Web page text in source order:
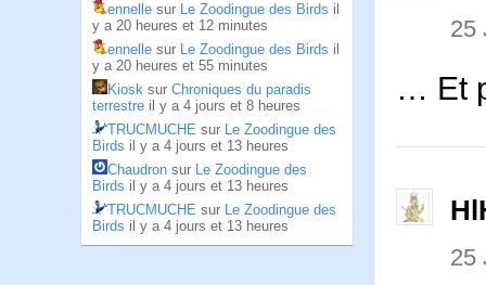
ennelle sur Le Zoodingue des Birds il
y a 20 heures et 12 minutes
ennelle sur Le Zoodingue des Birds il
y a 20 heures et 55 minutes
Kiosk sur Chroniques du paradis
terrestre il y a 4 jours et 8 heures
TRUCMUCHE sur Le Zoodingue des
Birds il y a 4 jours et 13 heures
Chaudron sur Le Zoodingue des
Birds il y a 4 jours et 13 heures
TRUCMUCHE sur Le Zoodingue des
Birds il y a 4 jours et 13 heures
25
… Et
25